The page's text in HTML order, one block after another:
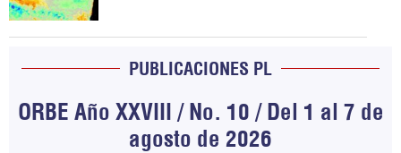
PUBLICACIONES PL
ORBE Año XXVIII / No. 10 / Del 1 al 7 de
agosto de 2026